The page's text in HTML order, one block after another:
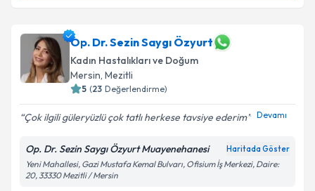
oluşturun. Size bu uzmandan randevu almanız için bir
takvim hazırlandığında e-posta ile bilgilendireceğiz.
E-posta Adresiniz
Kişisel verilerimin işlenmesine ilişkin
Aydınlatma
Metni
'ni okudum ve kişisel verilerimin belirtilen
kapsamda işlenmesini kabul ediyorum.
Op. Dr. Sezin Saygı Özyurt
Kadın Hastalıkları ve Doğum
Mersin, Mezitli
( Değerlendirme)
Çok ilgili güleryüzlü çok tatlı herkese tavsiye ederim
Op. Dr. Sezin Saygı Özyurt Muayenehanesi
Yeni Mahallesi, Gazi Mustafa Kemal Bulvarı, Ofisium İş Merkezi, Daire:
20, 33330 Mezitli / Mersin